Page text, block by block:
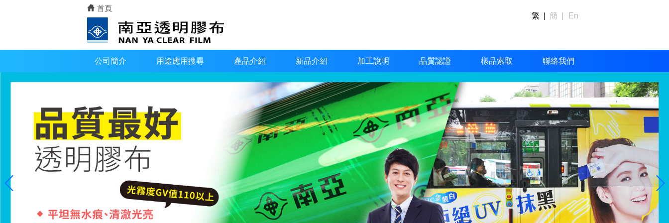
首頁
繁 | 簡 | En
公司簡介 用途應用搜尋 產品介紹 新品介紹 加工說明 品質認證 樣品索取 聯絡我們